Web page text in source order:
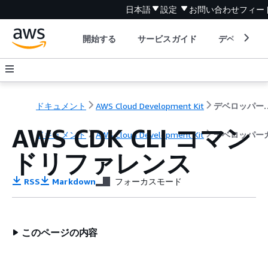
日本語 設定 お問い合わせフィー
開始する サービスガイド デベロッパ
ドキュメント AWS Cloud Development Kit デベ
ドキュメント AWS Cloud Development Kit デベロッパー
AWS CDK CLI コマン
ドリファレンス
RSS Markdown フォーカスモード
このページの内容